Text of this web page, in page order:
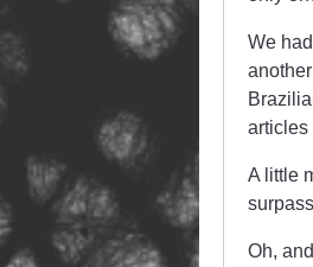
We
articles
A little
Oh,